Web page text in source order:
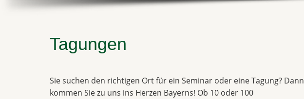
Tagungen
Sie suchen den richtigen Ort für ein Seminar oder eine Tagung? Dann
kommen Sie zu uns ins Herzen Bayerns! Ob 10 oder 100